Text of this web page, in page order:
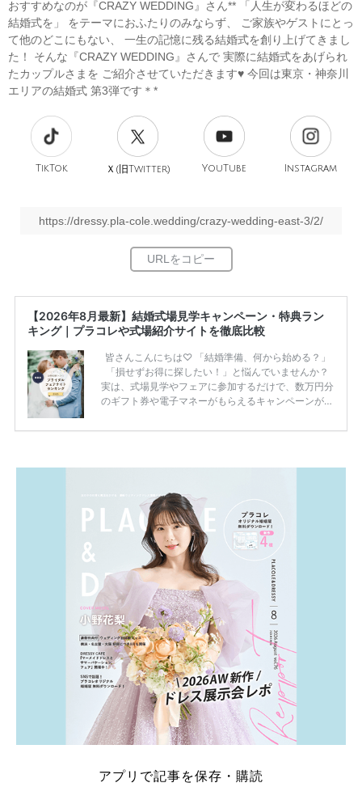
おすすめなのが『CRAZY WEDDING』さん** 「人生が変わるほどの
結婚式を」 をテーマにおふたりのみならず、 ご家族やゲストにとっ
て他のどこにもない、 一生の記憶に残る結婚式を創り上げてきまし
た！ そんな『CRAZY WEDDING』さんで 実際に結婚式をあげられ
たカップルさまを ご紹介させていただきます♥ 今回は東京・神奈川
エリアの結婚式 第3弾です＊*
TikTok Ｘ(旧Twitter) YouTube Instagram
https://dressy.pla-cole.wedding/crazy-wedding-east-3/2/
【2026年8月最新】結婚式場見学キャンペーン・特典ラン
キング｜プラコレや式場紹介サイトを徹底比較
皆さんこんにちは♡ 「結婚準備、何から始める？」
「損せずお得に探したい！」と悩んでいませんか？
実は、式場見学やフェアに参加するだけで、数万円分
のギフト券や電子マネーがもらえるキャンペーンがあ
ため、比較せずに選ぶと損をしてしまうことも……。
一番お得？」「プラコレの特典は？」といった疑問も
解決します。 まずは診断で候補を絞れる「ウェディ
ング診断」か、体験型 […]続きを読む
アプリで記事を保存・購読